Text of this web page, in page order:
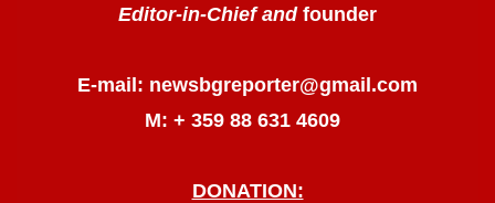
Editor-in-Chief and founder
E-mail: newsbgreporter@gmail.com
М: + 359 88 631 4609
DONATION: